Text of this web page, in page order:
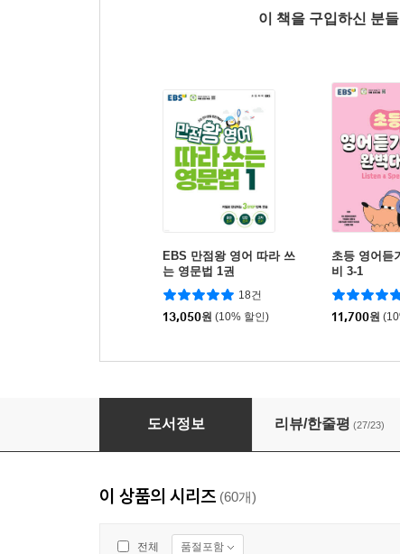
이 책을 구입하신 분들
EBS 만점왕 영어 따라 쓰
는 영문법 1권
18건
13,050원 (10% 할인)
초등 영어듣
비 3-1
11,700원
EBS 초등 만점왕 수학 3-1 (2026년)
도서정보 리뷰/한줄평 (27/23)
이 상품의 시리즈 (60개)
전체 품절포함